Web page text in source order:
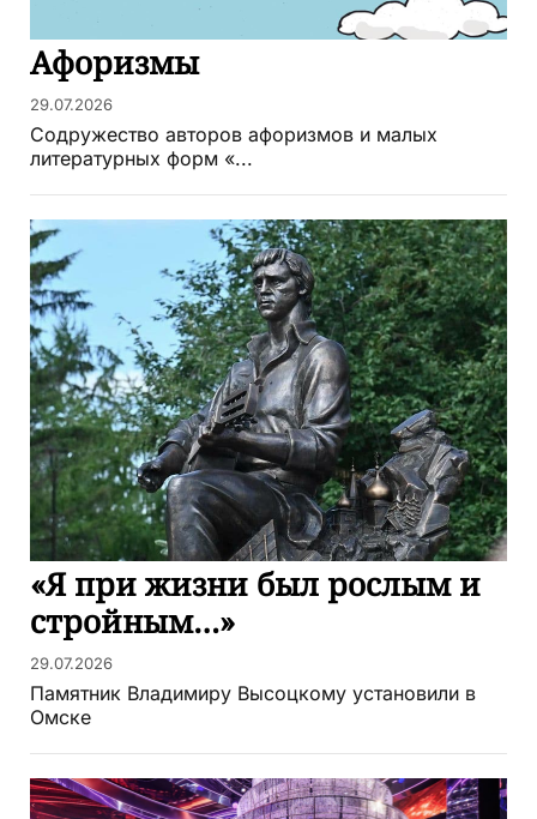
Афоризмы
29.07.2026
Содружество авторов афоризмов и малых
литературных форм «...
«Я при жизни был рослым и
стройным…»
29.07.2026
Памятник Владимиру Высоцкому установили в
Омске